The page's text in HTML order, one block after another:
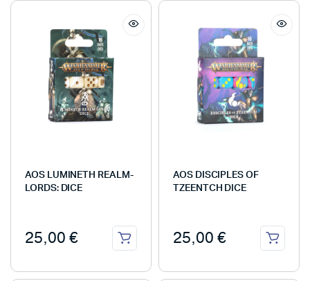
AOS LUMINETH REALM-
LORDS: DICE
25,00 €
AOS DISCIPLES OF
TZEENTCH DICE
25,00 €